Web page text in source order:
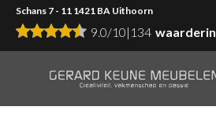
Schans 7 - 11 1421 BA Uithoorn
9.0/10| 134